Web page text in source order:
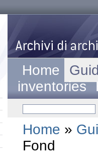
Home
inventories
Home »
Fond